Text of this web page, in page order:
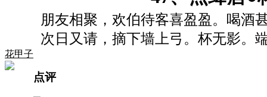
花甲子
朋友相聚，欢伯待客喜盈盈。喝酒
次日又请，摘下墙上弓。杯无影。
点评